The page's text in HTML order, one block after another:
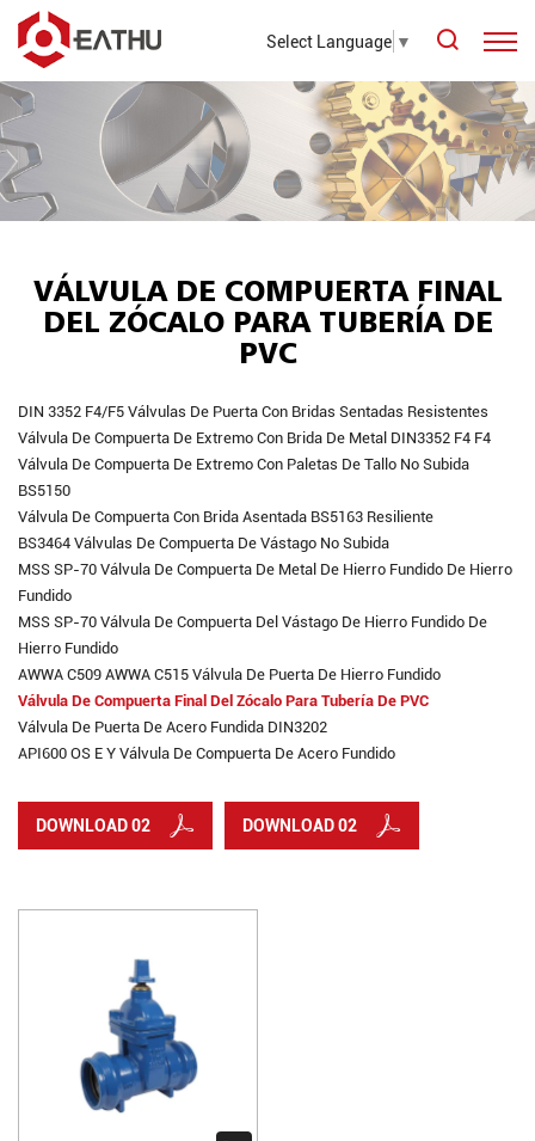
Select Language ▼
VÁLVULA DE COMPUERTA FINAL
DEL ZÓCALO PARA TUBERÍA DE
PVC
DIN 3352 F4/F5 Válvulas De Puerta Con Bridas Sentadas Resistentes
Válvula De Compuerta De Extremo Con Brida De Metal DIN3352 F4 F4
Válvula De Compuerta De Extremo Con Paletas De Tallo No Subida
BS5150
Válvula De Compuerta Con Brida Asentada BS5163 Resiliente
BS3464 Válvulas De Compuerta De Vástago No Subida
MSS SP-70 Válvula De Compuerta De Metal De Hierro Fundido De Hierro
Fundido
MSS SP-70 Válvula De Compuerta Del Vástago De Hierro Fundido De
Hierro Fundido
AWWA C509 AWWA C515 Válvula De Puerta De Hierro Fundido
Válvula De Compuerta Final Del Zócalo Para Tubería De PVC
Válvula De Puerta De Acero Fundida DIN3202
API600 OS E Y Válvula De Compuerta De Acero Fundido
DOWNLOAD 02 DOWNLOAD 02